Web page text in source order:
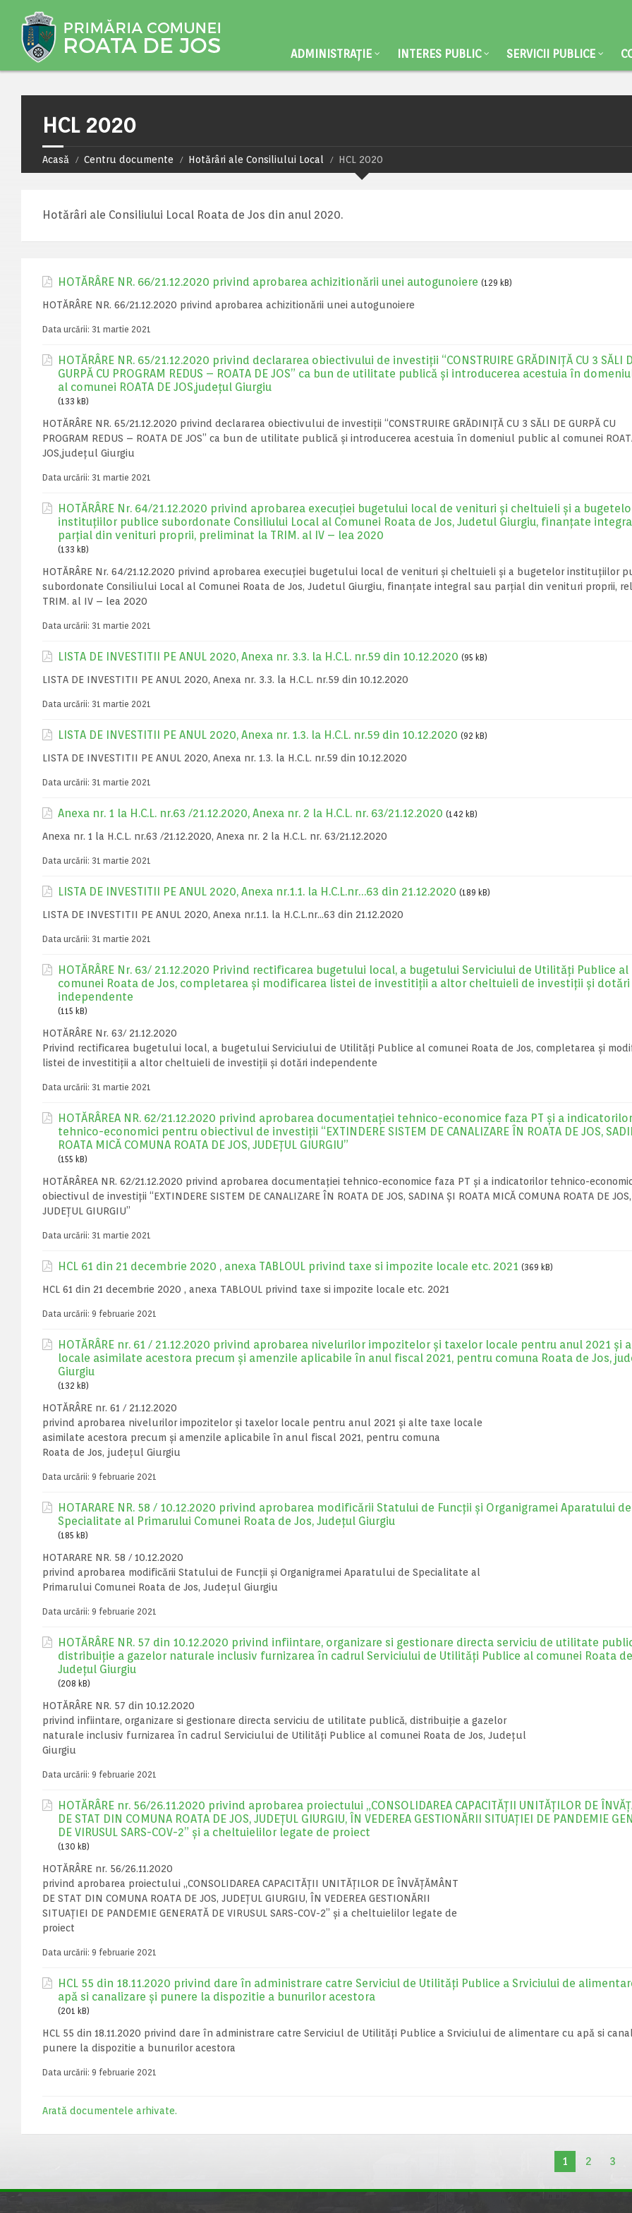
ADMINISTRAȚIE INTERES PUBLIC SERVICII PUBLICE
HCL 2020
Acasă Centru documente Hotărâri ale Consiliului Local HCL 2020
Hotărâri ale Consiliului Local Roata de Jos din anul 2020.
HOTĂRÂRE NR. 66/21.12.2020 privind aprobarea achizitionării unei autogunoiere (129 kB)
HOTĂRÂRE NR. 66/21.12.2020 privind aprobarea achizitionării unei autogunoiere
Data urcării: 31 martie 2021
HOTĂRÂRE NR. 65/21.12.2020 privind declararea obiectivului de investiții “CONSTRUIRE GRĂDINIȚĂ CU 3 SĂLI
GURPĂ CU PROGRAM REDUS – ROATA DE JOS” ca bun de utilitate publică și introducerea acestuia în
al comunei ROATA DE JOS,județul Giurgiu
(133 kB)
HOTĂRÂRE NR. 65/21.12.2020 privind declararea obiectivului de investiții “CONSTRUIRE GRĂDINIȚĂ CU 3 SĂLI DE GURPĂ CU
PROGRAM REDUS – ROATA DE JOS” ca bun de utilitate publică și introducerea acestuia în domeniul public al comunei
JOS,județul Giurgiu
Data urcării: 31 martie 2021
HOTĂRÂRE Nr. 64/21.12.2020 privind aprobarea execuţiei bugetului local de venituri şi cheltuieli şi a
instituţiilor publice subordonate Consiliului Local al Comunei Roata de Jos, Judetul Giurgiu, finanţate
parţial din venituri proprii, preliminat la TRIM. al IV – lea 2020
(133 kB)
HOTĂRÂRE Nr. 64/21.12.2020 privind aprobarea execuţiei bugetului local de venituri şi cheltuieli şi a bugetelor instituţiilor
subordonate Consiliului Local al Comunei Roata de Jos, Judetul Giurgiu, finanţate integral sau parţial din venituri proprii,
TRIM. al IV – lea 2020
Data urcării: 31 martie 2021
LISTA DE INVESTITII PE ANUL 2020, Anexa nr. 3.3. la H.C.L. nr.59 din 10.12.2020 (95 kB)
LISTA DE INVESTITII PE ANUL 2020, Anexa nr. 3.3. la H.C.L. nr.59 din 10.12.2020
Data urcării: 31 martie 2021
LISTA DE INVESTITII PE ANUL 2020, Anexa nr. 1.3. la H.C.L. nr.59 din 10.12.2020 (92 kB)
LISTA DE INVESTITII PE ANUL 2020, Anexa nr. 1.3. la H.C.L. nr.59 din 10.12.2020
Data urcării: 31 martie 2021
Anexa nr. 1 la H.C.L. nr.63 /21.12.2020, Anexa nr. 2 la H.C.L. nr. 63/21.12.2020 (142 kB)
Anexa nr. 1 la H.C.L. nr.63 /21.12.2020, Anexa nr. 2 la H.C.L. nr. 63/21.12.2020
Data urcării: 31 martie 2021
LISTA DE INVESTITII PE ANUL 2020, Anexa nr.1.1. la H.C.L.nr…63 din 21.12.2020 (189 kB)
LISTA DE INVESTITII PE ANUL 2020, Anexa nr.1.1. la H.C.L.nr…63 din 21.12.2020
Data urcării: 31 martie 2021
HOTĂRÂRE Nr. 63/ 21.12.2020 Privind rectificarea bugetului local, a bugetului Serviciului de Utilități Publice al
comunei Roata de Jos, completarea și modificarea listei de investitiții a altor cheltuieli de investiții și dotări
independente
(115 kB)
HOTĂRÂRE Nr. 63/ 21.12.2020
Privind rectificarea bugetului local, a bugetului Serviciului de Utilități Publice al comunei Roata de Jos, completarea și
listei de investitiții a altor cheltuieli de investiții și dotări independente
Data urcării: 31 martie 2021
HOTĂRÂREA NR. 62/21.12.2020 privind aprobarea documentației tehnico-economice faza PT și a indicatorilor
tehnico-economici pentru obiectivul de investiții “EXTINDERE SISTEM DE CANALIZARE ÎN ROATA DE JOS,
ROATA MICĂ COMUNA ROATA DE JOS, JUDEȚUL GIURGIU”
(155 kB)
HOTĂRÂREA NR. 62/21.12.2020 privind aprobarea documentației tehnico-economice faza PT și a indicatorilor tehnico-
obiectivul de investiții “EXTINDERE SISTEM DE CANALIZARE ÎN ROATA DE JOS, SADINA ȘI ROATA MICĂ COMUNA ROATA DE JOS,
JUDEȚUL GIURGIU”
Data urcării: 31 martie 2021
HCL 61 din 21 decembrie 2020 , anexa TABLOUL privind taxe si impozite locale etc. 2021 (369 kB)
HCL 61 din 21 decembrie 2020 , anexa TABLOUL privind taxe si impozite locale etc. 2021
Data urcării: 9 februarie 2021
HOTĂRÂRE nr. 61 / 21.12.2020 privind aprobarea nivelurilor impozitelor și taxelor locale pentru anul 2021 și
locale asimilate acestora precum și amenzile aplicabile în anul fiscal 2021, pentru comuna Roata de Jos,
Giurgiu
(132 kB)
HOTĂRÂRE nr. 61 / 21.12.2020
privind aprobarea nivelurilor impozitelor și taxelor locale pentru anul 2021 și alte taxe locale
asimilate acestora precum și amenzile aplicabile în anul fiscal 2021, pentru comuna
Roata de Jos, județul Giurgiu
Data urcării: 9 februarie 2021
HOTARARE NR. 58 / 10.12.2020 privind aprobarea modificării Statului de Funcții și Organigramei Aparatului de
Specialitate al Primarului Comunei Roata de Jos, Județul Giurgiu
(185 kB)
HOTARARE NR. 58 / 10.12.2020
privind aprobarea modificării Statului de Funcții și Organigramei Aparatului de Specialitate al
Primarului Comunei Roata de Jos, Județul Giurgiu
Data urcării: 9 februarie 2021
HOTĂRÂRE NR. 57 din 10.12.2020 privind infiintare, organizare si gestionare directa serviciu de utilitate
distribuiție a gazelor naturale inclusiv furnizarea în cadrul Serviciului de Utilități Publice al comunei Roata
Județul Giurgiu
(208 kB)
HOTĂRÂRE NR. 57 din 10.12.2020
privind infiintare, organizare si gestionare directa serviciu de utilitate publică, distribuiție a gazelor
naturale inclusiv furnizarea în cadrul Serviciului de Utilități Publice al comunei Roata de Jos, Județul
Giurgiu
Data urcării: 9 februarie 2021
HOTĂRÂRE nr. 56/26.11.2020 privind aprobarea proiectului „CONSOLIDAREA CAPACITĂŢII UNITĂȚILOR DE
DE STAT DIN COMUNA ROATA DE JOS, JUDEȚUL GIURGIU, ÎN VEDEREA GESTIONĂRII SITUAȚIEI DE PANDEMIE
DE VIRUSUL SARS-COV-2” și a cheltuielilor legate de proiect
(130 kB)
HOTĂRÂRE nr. 56/26.11.2020
privind aprobarea proiectului „CONSOLIDAREA CAPACITĂŢII UNITĂȚILOR DE ÎNVĂȚĂMÂNT
DE STAT DIN COMUNA ROATA DE JOS, JUDEȚUL GIURGIU, ÎN VEDEREA GESTIONĂRII
SITUAȚIEI DE PANDEMIE GENERATĂ DE VIRUSUL SARS-COV-2” și a cheltuielilor legate de
proiect
Data urcării: 9 februarie 2021
HCL 55 din 18.11.2020 privind dare în administrare catre Serviciul de Utilități Publice a Srviciului de
apă si canalizare și punere la dispozitie a bunurilor acestora
(201 kB)
HCL 55 din 18.11.2020 privind dare în administrare catre Serviciul de Utilități Publice a Srviciului de alimentare cu apă si
punere la dispozitie a bunurilor acestora
Data urcării: 9 februarie 2021
Arată documentele arhivate.
1 2 3